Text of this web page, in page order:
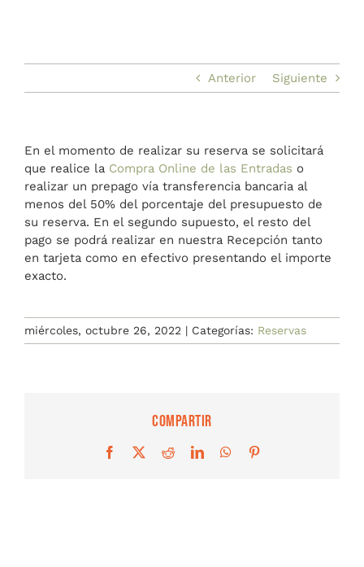
Anterior Siguiente
En el momento de realizar su reserva se solicitará
que realice la Compra Online de las Entradas o
realizar un prepago vía transferencia bancaria al
menos del 50% del porcentaje del presupuesto de
su reserva. En el segundo supuesto, el resto del
pago se podrá realizar en nuestra Recepción tanto
en tarjeta como en efectivo presentando el importe
exacto.
miércoles, octubre 26, 2022 | Categorías: Reservas
Compartir
Facebook RedditLinkedInWhatsApp